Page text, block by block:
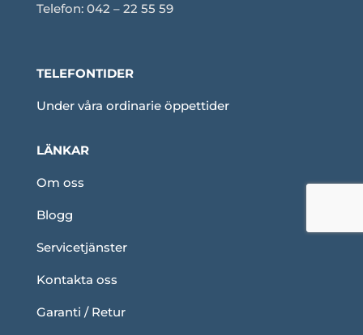
Telefon: 042 – 22 55 59
TELEFONTIDER
Under våra ordinarie öppettider
LÄNKAR
Om oss
Blogg
Servicetjänster
Kontakta oss
Garanti / Retur